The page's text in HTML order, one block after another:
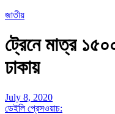
জাতীয়
ট্রেনে মাত্র
ঢাকায়
July 8, 2020
ডেইলি প্রেসওয়াচ: